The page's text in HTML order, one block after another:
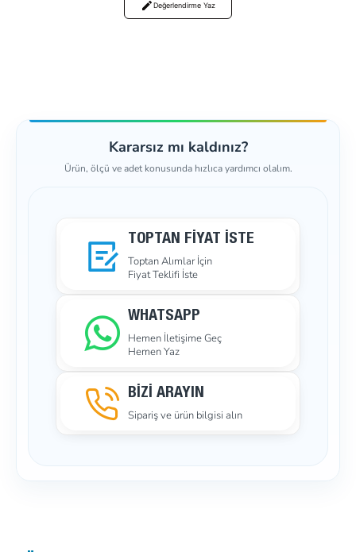
Değerlendirme Yaz
Kararsız mı kaldınız?
Ürün, ölçü ve adet konusunda hızlıca yardımcı olalım.
TOPTAN FIYAT İSTE
Toptan Alımlar İçin
Fiyat Teklifi İste
WHATSAPP
Hemen İletişime Geç
Hemen Yaz
BİZİ ARAYIN
Sipariş ve ürün bilgisi alın